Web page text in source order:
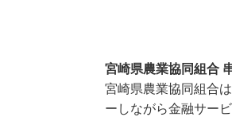
宮崎県農業協同組合
宮崎県農業協同組合
ーしながら金融サー